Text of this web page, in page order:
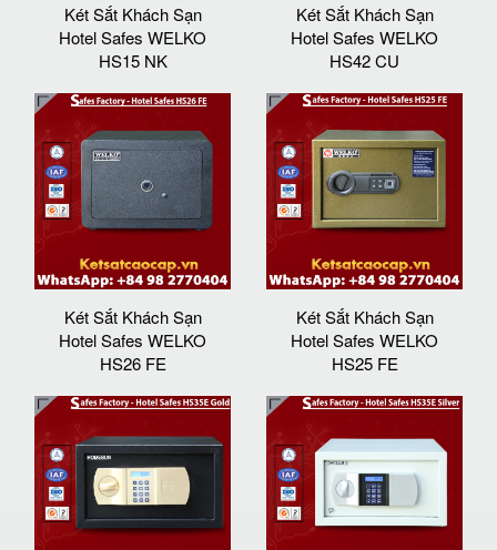
Két Sắt Khách Sạn
Hotel Safes WELKO
HS15 NK
Két Sắt Khách Sạn
Hotel Safes WELKO
HS42 CU
Két Sắt Khách Sạn
Hotel Safes WELKO
HS26 FE
Két Sắt Khách Sạn
Hotel Safes WELKO
HS25 FE